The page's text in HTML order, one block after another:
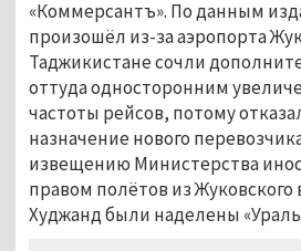
«Коммерсантъ». По данным
произошёл из-за аэропорта
Таджикистане сочли
оттуда односторонним
частоты рейсов, потому
назначение нового
извещению Министерства
правом полётов из Жуковского
Худжанд были наделены